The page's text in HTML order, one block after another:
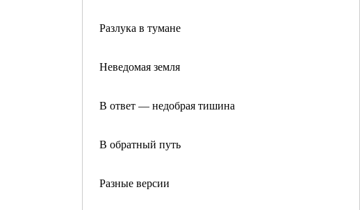
Разлука в тумане
Неведомая земля
В ответ — недобрая тишина
В обратный путь
Разные версии